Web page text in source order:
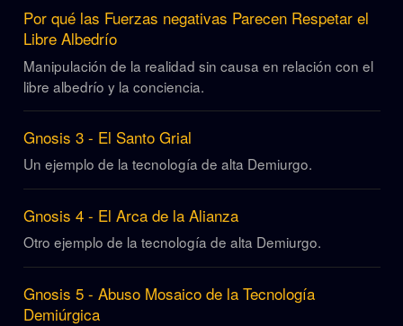
Por qué las Fuerzas negativas Parecen Respetar el
Libre Albedrío
Manipulación de la realidad sin causa en relación con el
libre albedrío y la conciencia.
Gnosis 3 - El Santo Grial
Un ejemplo de la tecnología de alta Demiurgo.
Gnosis 4 - El Arca de la Alianza
Otro ejemplo de la tecnología de alta Demiurgo.
Gnosis 5 - Abuso Mosaico de la Tecnología
Demiúrgica